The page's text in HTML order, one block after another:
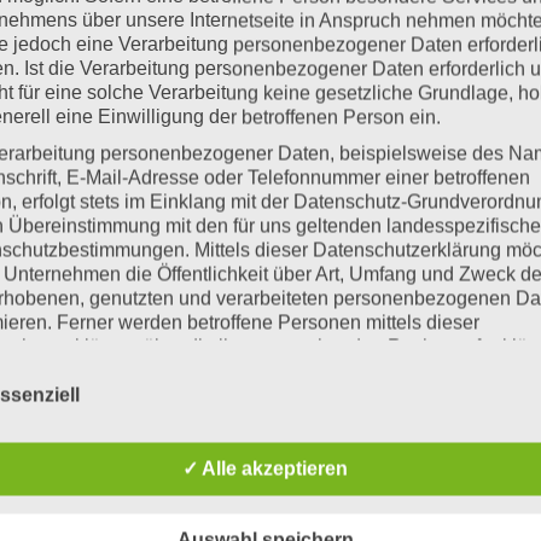
Lernblöcken. Wir haben nach der ersten Stunde eine
Bei Regen bleiben wir in den Klassen.
Bolzplatz und Hügelwiese gerne „Geschichten“
einen schuleigenen Planer, der die Woche
bitte, wenn Sie daran nicht teilnehmen möchten.
Playmobil, Lego sowie Holzbausteine nehmen wir
für die Spielzeugausleihe. Dafür bezahlen Sie
geliehen werden. Wenn der Ausweis verloren
Sie zum Ersatz auf.
und wichtige Informationen. Schauen Sie
für Sie die Parkplätze an den Sportanlagen zur
Wir wollen für alle Kinder einen sicheren
Auch das Herauslassen der Kinder am
über unsere Internetseite in Anspruch nehmen
jedoch eine Verarbeitung personenbezogener Daten
Ist die Verarbeitung personenbezogener Daten erforderlich
für eine solche Verarbeitung keine gesetzliche Grundlage,
eine Einwilligung der betroffenen Person ein.
personenbezogener Daten, beispielsweise des
E-Mail-Adresse oder Telefonnummer einer betroffenen
erfolgt stets im Einklang mit der Datenschutz-
Übereinstimmung mit den für uns geltenden
Mittels dieser Datenschutzerklärung
Unternehmen die Öffentlichkeit über Art, Umfang und Zweck
genutzten und verarbeiteten personenbezogenen
Ferner werden betroffene Personen mittels dieser
über die ihnen zustehenden Rechte aufgeklärt.
als für die Verarbeitung Verantwortlicher zahlreiche
Maßnahmen umgesetzt, um einen möglichst
Datenübertragungen grundsätzlich Sicherheitslücken
sodass ein absoluter Schutz nicht gewährleistet werden
Grund steht es jeder betroffenen Person frei,
✓ Alle akzeptieren